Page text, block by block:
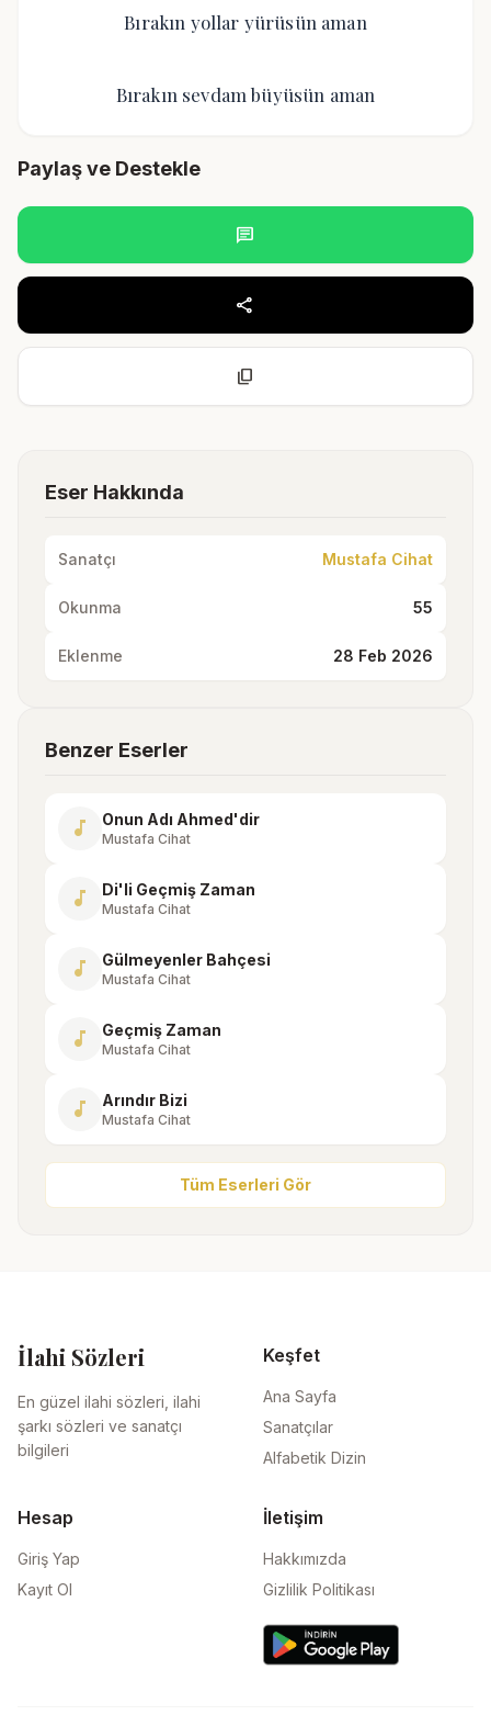
Bırakın yollar yürüsün aman
Bırakın sevdam büyüsün aman
Paylaş ve Destekle
chat
share
content_copy
Eser Hakkında
Sanatçı Mustafa Cihat
Okunma 55
Eklenme 28 Feb 2026
Benzer Eserler
music_note Onun Adı Ahmed'dir
Mustafa Cihat
music_note Di'li Geçmiş Zaman
Mustafa Cihat
music_note Gülmeyenler Bahçesi
Mustafa Cihat
music_note Geçmiş Zaman
Mustafa Cihat
music_note Arındır Bizi
Mustafa Cihat
Tüm Eserleri Gör
İlahi Sözleri
En güzel ilahi sözleri, ilahi
şarkı sözleri ve sanatçı
bilgileri
Keşfet
Ana Sayfa
Sanatçılar
Alfabetik Dizin
Hesap
Giriş Yap
Kayıt Ol
İletişim
Hakkımızda
Gizlilik Politikası